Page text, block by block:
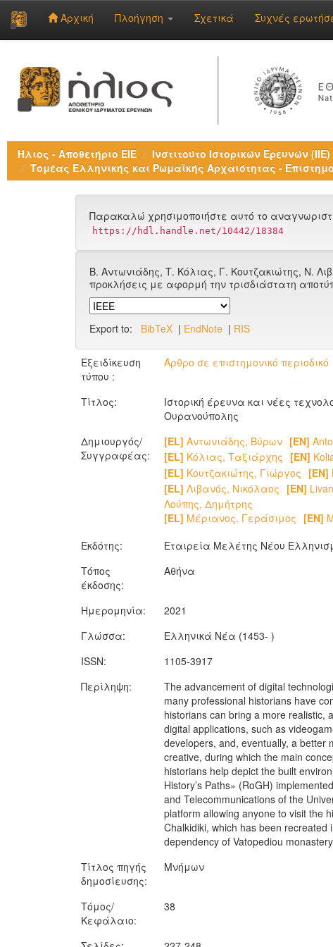
navigation
Αρχική Πλοήγηση Σχετικά Συχνές
Ήλιος - Αποθετήριο ΕΙΕ Ινστιτούτο Ιστορικών Ερευνών (ΙΙΕ)
Τομέας Ελληνικής και Ρωμαϊκής Αρχαιότητας -
Παρακαλώ χρησιμοποιήστε αυτό το
https://hdl.handle.net/10442/18384
Β. Αντωνιάδης, Τ. Κόλιας, Γ. Κουτζακιώτης, Ν.
προκλήσεις με αφορμή την τρισδιάστατη
Export to: BibTeX | EndNote | RIS
Εξειδίκευση
τύπου :
Άρθρο σε επιστημονικό περιοδικό
Τίτλος:
Ιστορική έρευνα και νέες
Ουρανούπολης
Δημιουργός/
Συγγραφέας:
[EL] Αντωνιάδης, Βύρων [EN]
[EL] Κόλιας, Ταξιάρχης [EN]
[EL] Κουτζακιώτης, Γιώργος [EN]
[EL] Λιβανός, Νικόλαος [EN]
Λούπης, Δημήτρης
[EL] Μέριανος, Γεράσιμος [EN]
Εκδότης:
Εταιρεία Μελέτης Νέου
Τόπος
έκδοσης:
Αθήνα
Ημερομηνία:
2021
Γλώσσα:
Ελληνικά Νέα (1453- )
ISSN:
1105-3917
Περίληψη:
The advancement of digital
many professional historians have
historians can bring a more realistic,
digital applications, such as
developers, and, eventually, a better
creative, during which the main
historians help depict the built
History’s Paths» (RoGH)
and Telecommunications of the
platform allowing anyone to visit the
Chalkidiki, which has been
dependency of Vatopediou
Τίτλος πηγής
δημοσίευσης:
Μνήμων
Τόμος/
Κεφάλαιο:
38